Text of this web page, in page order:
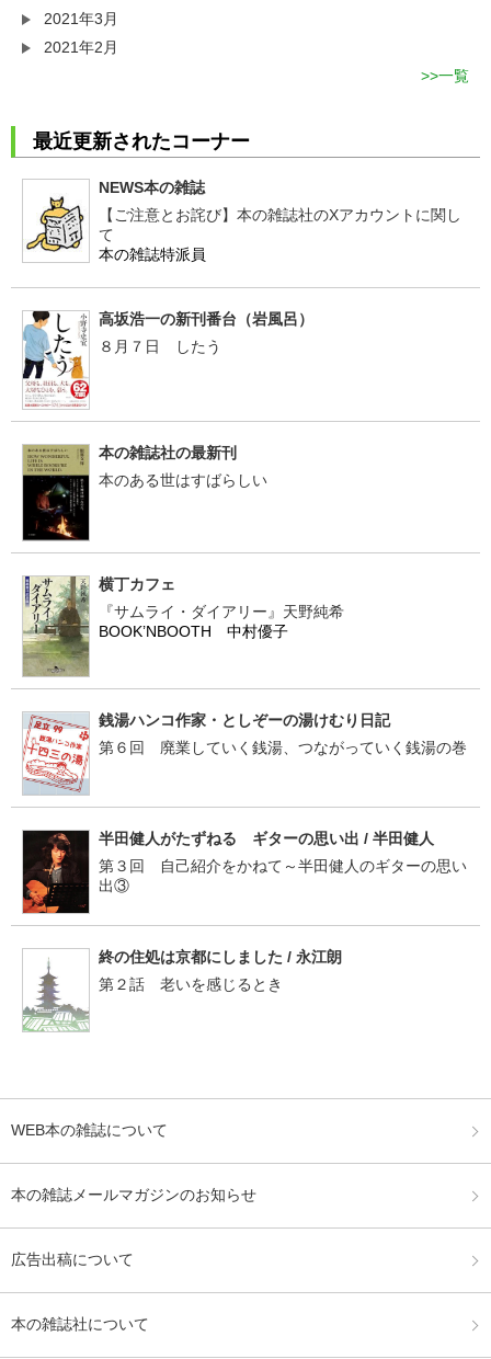
2021年3月
2021年2月
一覧
最近更新されたコーナー
NEWS本の雑誌
【ご注意とお詫び】本の雑誌社のXアカウントに関し
て
本の雑誌特派員
高坂浩一の新刊番台（岩風呂）
８月７日 したう
本の雑誌社の最新刊
本のある世はすばらしい
横丁カフェ
『サムライ・ダイアリー』天野純希
BOOK’NBOOTH 中村優子
銭湯ハンコ作家・としぞーの湯けむり日記
第６回 廃業していく銭湯、つながっていく銭湯の巻
半田健人がたずねる ギターの思い出 / 半田健人
第３回 自己紹介をかねて～半田健人のギターの思い
出③
終の住処は京都にしました / 永江朗
第２話 老いを感じるとき
WEB本の雑誌について
本の雑誌メールマガジンのお知らせ
広告出稿について
本の雑誌社について